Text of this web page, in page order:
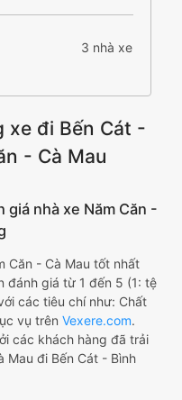
3 nhà xe
xe đi Bến Cát -
- Cà Mau
giá nhà xe Năm Căn -
Căn - Cà Mau tốt nhất
đánh giá từ 1 đến 5 (1: tệ
các tiêu chí như: Chất
vụ trên Vexere.com.
các khách hàng đã trải
Mau đi Bến Cát - Bình